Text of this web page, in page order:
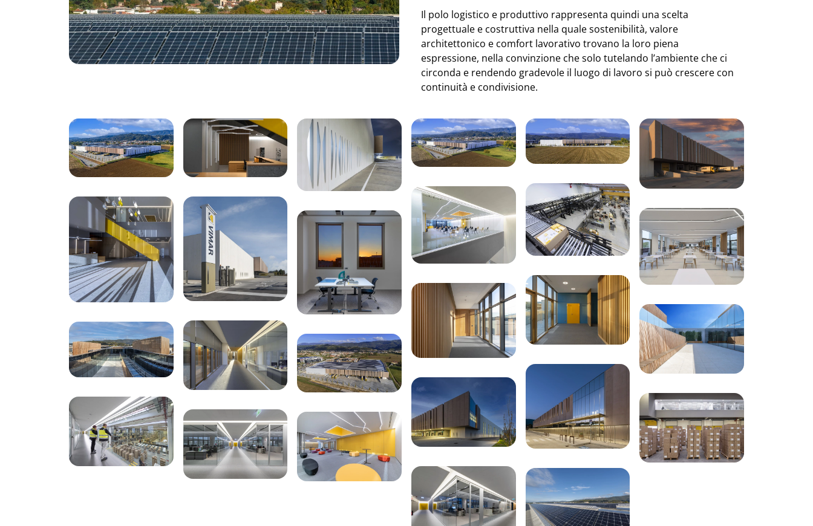
Il polo logistico e produttivo rappresenta quindi una scelta
progettuale e costruttiva nella quale sostenibilità, valore
architettonico e comfort lavorativo trovano la loro piena
espressione, nella convinzione che solo tutelando l’ambiente che ci
circonda e rendendo gradevole il luogo di lavoro si può crescere con
continuità e condivisione.